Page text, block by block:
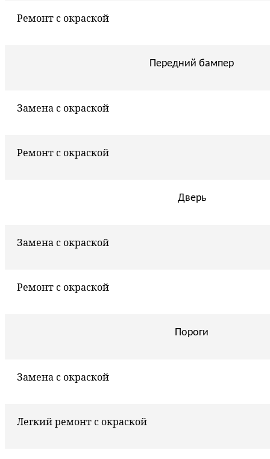
Ремонт с окраской
Передний бампер
Замена с окраской
Ремонт с окраской
Дверь
Замена с окраской
Ремонт с окраской
Пороги
Замена с окраской
Легкий ремонт с окраской